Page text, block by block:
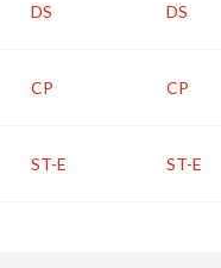
DS DS
CP CP
ST-E ST-E